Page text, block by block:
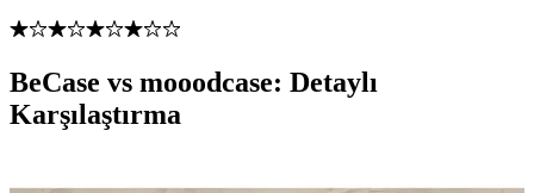
BeCase vs mooodcase: Detaylı
Karşılaştırma